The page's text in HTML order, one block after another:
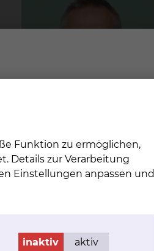
Leitender Oberarzt Kardiologie &
Intensivmedizin
Tel.:+49 531 595 2252
Funktion zu ermöglichen,
Details zur Verarbeitung
Einstellungen anpassen und
inaktiv aktiv